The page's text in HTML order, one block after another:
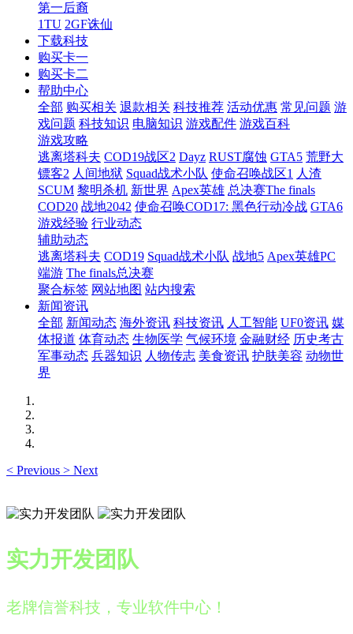
第一后裔
1TU 2GF诛仙
下载科技
购买卡一
购买卡二
帮助中心
全部 购买相关 退款相关 科技推荐 活动优惠 常见问题 游
戏问题 科技知识 电脑知识 游戏配件 游戏百科
游戏攻略
逃离塔科夫 COD19战区2 Dayz RUST腐蚀 GTA5 荒野大
镖客2 人间地狱 Squad战术小队 使命召唤战区1 人渣
SCUM 黎明杀机 新世界 Apex英雄 总决赛The finals
COD20 战地2042 使命召唤COD17: 黑色行动冷战 GTA6
游戏经验 行业动态
辅助动态
逃离塔科夫 COD19 Squad战术小队 战地5 Apex英雄PC
端游 The finals总决赛
聚合标签 网站地图 站内搜索
新闻资讯
全部 新闻动态 海外资讯 科技资讯 人工智能 UF0资讯 媒
体报道 体育动态 生物医学 气候环境 金融财经 历史考古
军事动态 兵器知识 人物传志 美食资讯 护肤美容 动物世
界
< Previous > Next
实力开发团队
老牌信誉科技，专业软件中心！